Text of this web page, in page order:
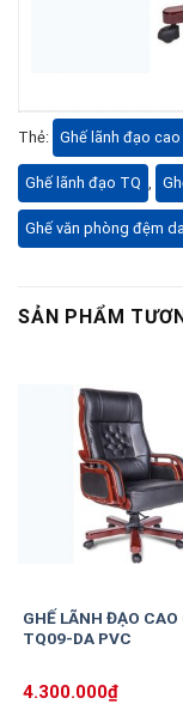
Thẻ: Ghế lãnh đạo
Ghế lãnh đạo TQ
Ghế văn phòng đệm da
SẢN PHẨM
GHẾ LÃNH ĐẠO CAO
TQ09-DA PVC
4.300.000₫